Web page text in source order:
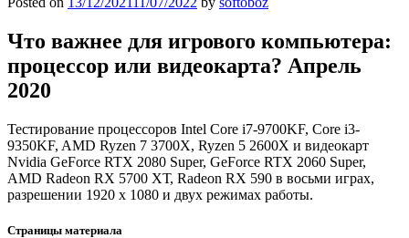
Что важнее для игрового компьютера:
процессор или видеокарта? Апрель
2020
Тестирование процессоров Intel Core i7-9700KF, Core i3-
9350KF, AMD Ryzen 7 3700Х, Ryzen 5 2600X и видеокарт
Nvidia GeForce RTX 2080 Super, GeForce RTX 2060 Super,
AMD Radeon RX 5700 ХТ, Radeon RX 590 в восьми играх,
разрешении 1920 х 1080 и двух режимах работы.
Страницы материала